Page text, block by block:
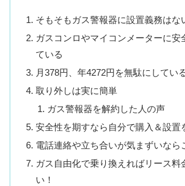
そもそもガス警報器に設置義務はな
ガスコンロやマイコンメーターに安
ている
月378円、年4272円を無駄にしてい
取り外しは実に簡単
ガス警報器を解約した人の声
安全性を期すなら自分で購入＆設置
電話連絡や立ち合いが気まずいなら
ガス自由化で乗り換えればリース料
い！